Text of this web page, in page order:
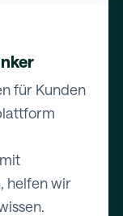
für Kunden
helfen wir